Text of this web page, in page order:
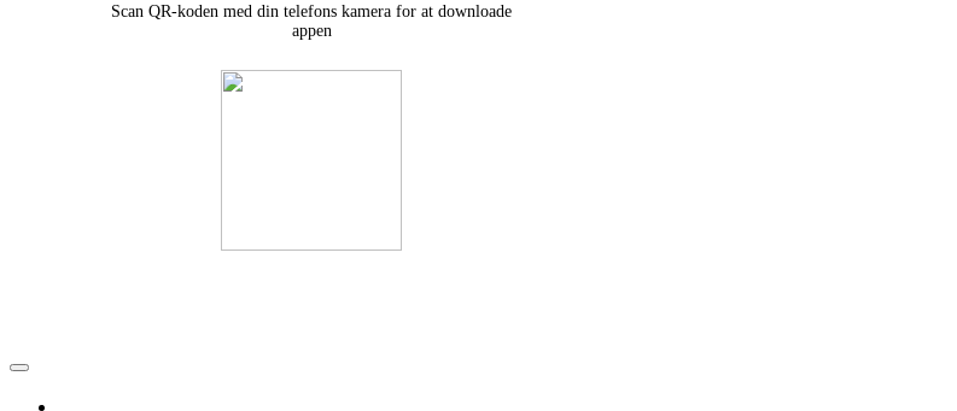
Scan QR-koden med din telefons kamera for at downloade
appen